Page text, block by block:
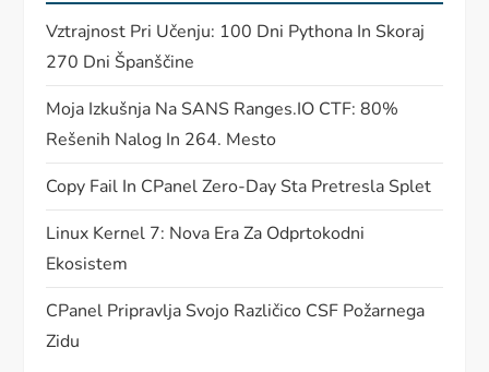
Vztrajnost Pri Učenju: 100 Dni Pythona In Skoraj
270 Dni Španščine
Moja Izkušnja Na SANS Ranges.IO CTF: 80%
Rešenih Nalog In 264. Mesto
Copy Fail In CPanel Zero-Day Sta Pretresla Splet
Linux Kernel 7: Nova Era Za Odprtokodni
Ekosistem
CPanel Pripravlja Svojo Različico CSF Požarnega
Zidu